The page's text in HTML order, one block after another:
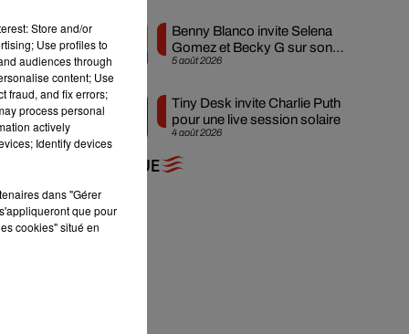
5 août 2026
Benny Blanco invite Selena
Gomez et Becky G sur son
nouveau single
4 août 2026
Tiny Desk invite Charlie Puth
pour une live session solaire
+ DE MUSIQUE
Store and/or
Use profiles to
audiences through
content; Use
fraud, and fix errors;
process personal
actively
Identify devices
dans "Gérer
que pour
cookies" situé en